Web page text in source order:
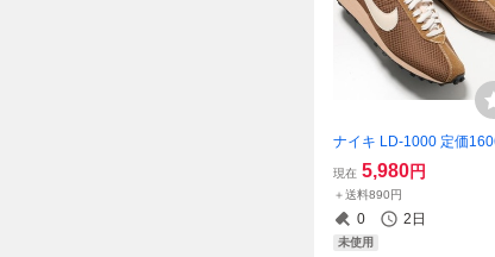
ナイキ LD-1000 定価
円 26.5cm ブラウン/ベー
茶色 メンズ レトロ スニ
ー
現在 5,980円
＋送料890円
0 2日
未使用